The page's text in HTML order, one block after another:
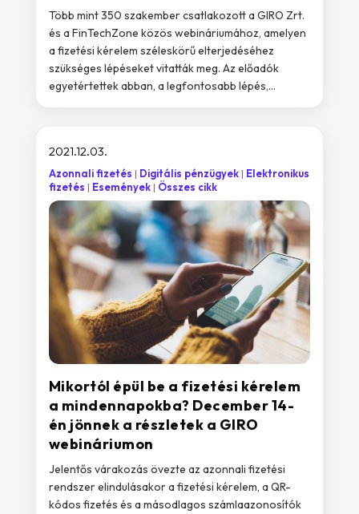
Több mint 350 szakember csatlakozott a GIRO Zrt.
és a FinTechZone közös webináriumához, amelyen
a fizetési kérelem széleskörű elterjedéséhez
szükséges lépéseket vitatták meg. Az előadók
egyetértettek abban, a legfontosabb lépés,...
Mikortól épül be a fizetési kérelem
a mindennapokba? December 14-
én jönnek a részletek a GIRO
webináriumon
2021.12.03.
Azonnali fizetés Digitális pénzügyek
Elektronikus
fizetés
Események Összes cikk
Jelentős várakozás övezte az azonnali fizetési
rendszer elindulásakor a fizetési kérelem, a QR-
kódos fizetés és a másodlagos számlaazonosítók